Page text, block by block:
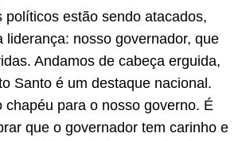
políticos estão sendo atacados,
liderança: nosso governador, que
Andamos de cabeça erguida,
Santo é um destaque nacional.
chapéu para o nosso governo. É
que o governador tem carinho e